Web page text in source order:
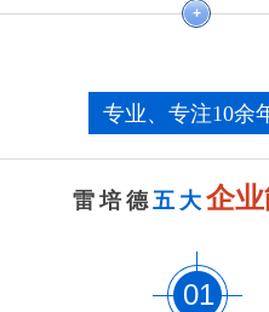
+
01
雷培德五 大 企
专业、专注10余